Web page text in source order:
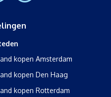
kopen Amsterdam
kopen Den Haag
kopen Rotterdam